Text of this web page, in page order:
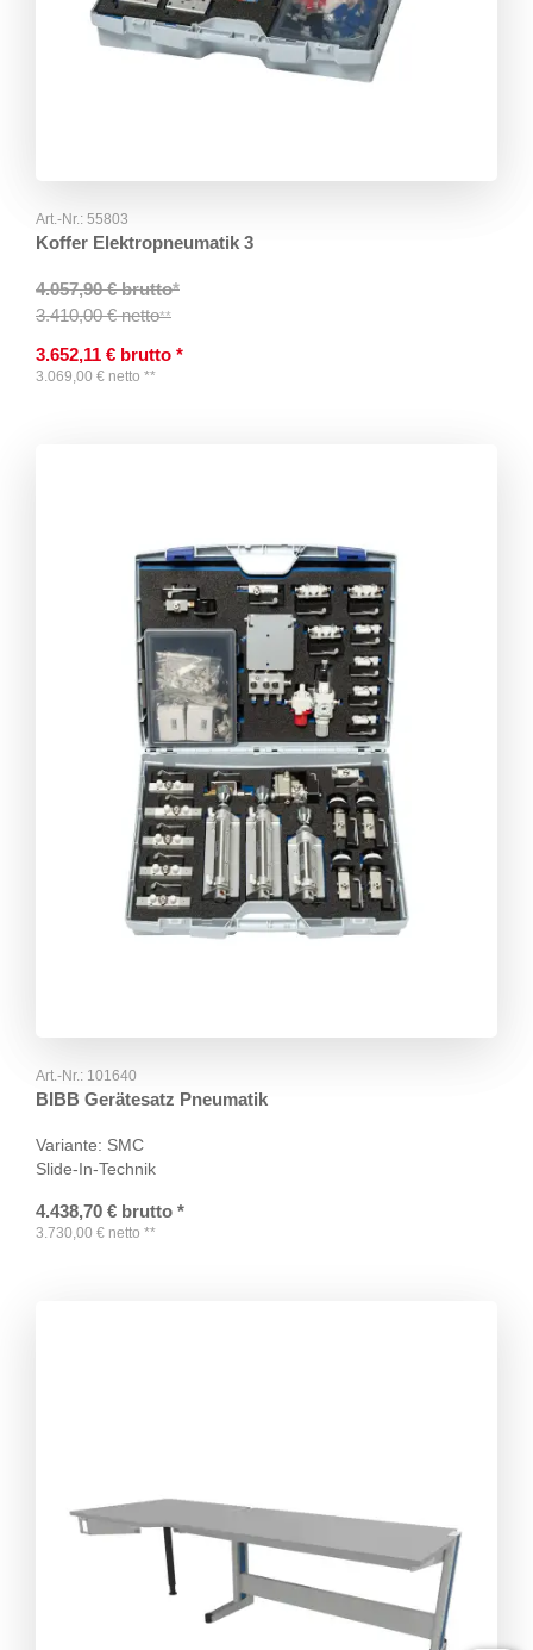
Art.-Nr.: 55803
Koffer Elektropneumatik 3
4.057,90 € brutto*
3.410,00 € netto**
3.652,11 € brutto *
3.069,00 € netto **
Art.-Nr.: 101640
BIBB Gerätesatz Pneumatik
Variante: SMC
Slide-In-Technik
4.438,70 € brutto *
3.730,00 € netto **